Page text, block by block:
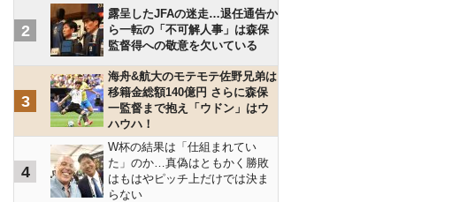
2
露呈したJFAの迷走…退任通告か
ら一転の「不可解人事」は森保
監督得への敬意を欠いている
3
海舟&航大のモテモテ佐野兄弟は
移籍金総額140億円 さらに森保
一監督まで抱え「ウドン」はウ
ハウハ！
4
W杯の結果は「仕組まれてい
た」のか…真偽はともかく勝敗
はもはやピッチ上だけでは決ま
らない